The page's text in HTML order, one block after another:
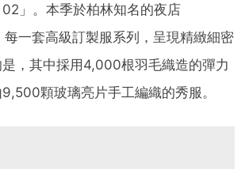
」。本季於柏林知名的夜店
一套高級訂製服系列，呈現精緻細密
，其中採用4,000根羽毛織造的彈力
顆玻璃亮片手工編織的秀服。